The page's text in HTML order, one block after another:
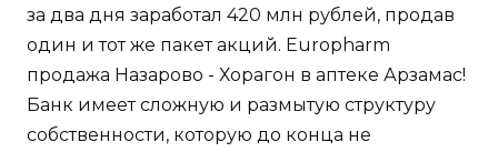
за два дня заработал 420 млн рублей, продав
один и тот же пакет акций. Europharm
продажа Назарово - Хорагон в аптеке Арзамас!
Банк имеет сложную и размытую структуру
собственности, которую до конца не